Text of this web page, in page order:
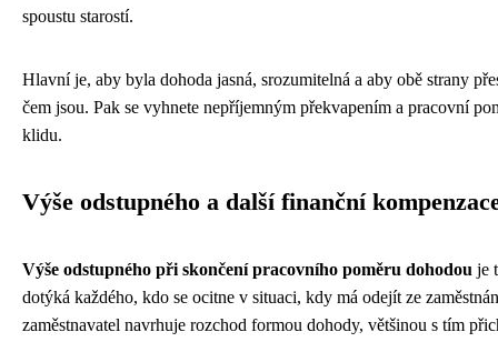
spoustu starostí.
Hlavní je, aby byla dohoda jasná, srozumitelná a aby obě strany
čem jsou. Pak se vyhnete nepříjemným překvapením a pracovní
klidu.
Výše odstupného a další finanční
Výše odstupného při skončení pracovního poměru dohodou je
dotýká každého, kdo se ocitne v situaci, kdy má odejít ze
zaměstnavatel navrhuje rozchod formou dohody, většinou s tím